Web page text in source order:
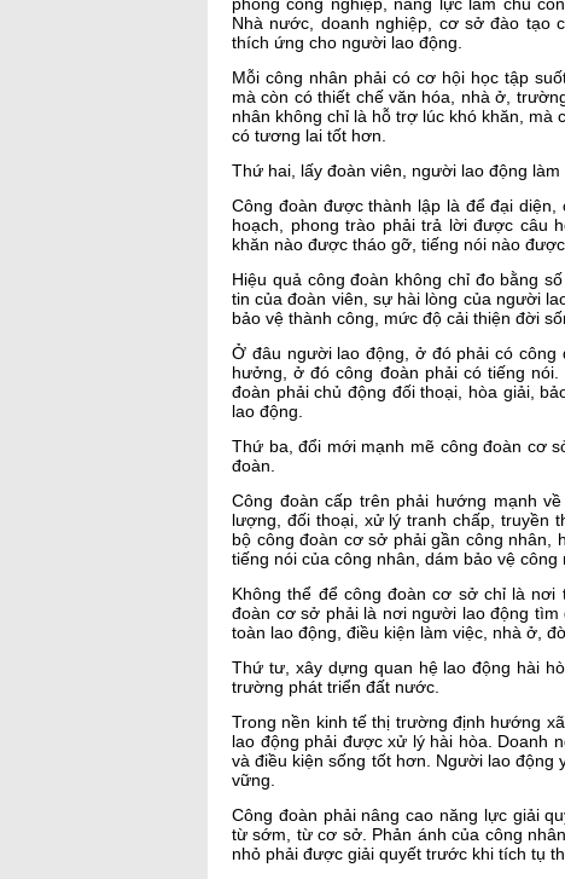
Nhà nước, doanh nghiệp, cơ sở đào tạo
thích ứng cho người lao động.
Mỗi công nhân phải có cơ hội học tập
mà còn có thiết chế văn hóa, nhà ở,
nhân không chỉ là hỗ trợ lúc khó khăn,
có tương lai tốt hơn.
Thứ hai, lấy đoàn viên, người lao động
Công đoàn được thành lập là để đại
hoạch, phong trào phải trả lời được câu
khăn nào được tháo gỡ, tiếng nói nào
Hiệu quả công đoàn không chỉ đo bằng
tin của đoàn viên, sự hài lòng của người
bảo vệ thành công, mức độ cải thiện đời
Ở đâu người lao động, ở đó phải có
hưởng, ở đó công đoàn phải có tiếng
đoàn phải chủ động đối thoại, hòa giải,
lao động.
Thứ ba, đổi mới mạnh mẽ công đoàn cơ
đoàn.
Công đoàn cấp trên phải hướng mạnh
lượng, đối thoại, xử lý tranh chấp, truyền
bộ công đoàn cơ sở phải gần công nhân,
tiếng nói của công nhân, dám bảo vệ
Không thể để công đoàn cơ sở chỉ là
đoàn cơ sở phải là nơi người lao động
toàn lao động, điều kiện làm việc, nhà ở,
Thứ tư, xây dựng quan hệ lao động hài
trường phát triển đất nước.
Trong nền kinh tế thị trường định hướng
lao động phải được xử lý hài hòa. Doanh
và điều kiện sống tốt hơn. Người lao động
vững.
Công đoàn phải nâng cao năng lực giải
từ sớm, từ cơ sở. Phản ánh của công
nhỏ phải được giải quyết trước khi tích tụ